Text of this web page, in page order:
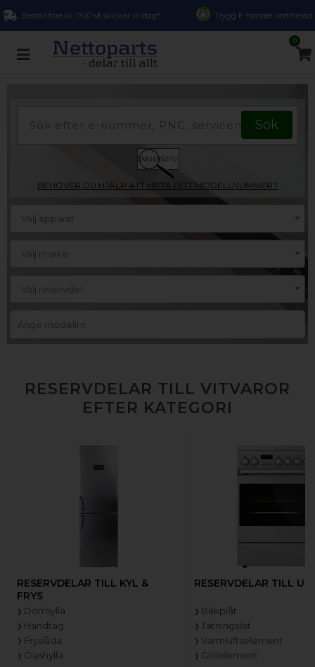
Beställ före kl. 17.00 så skickar vi idag* Trygg E-handel certifierad
0
BEHÖVER DU HJÄLP ATT HITTA DITT MODELLNUMMER?
Välj apparat
Välj märke
Välj reservdel
RESERVDELAR TILL VITVAROR
EFTER KATEGORI
RESERVDELAR TILL KYL &
FRYS
Dörrhylla
Handtag
Fryslåda
Glashylla
RESERVDELAR TILL
Bakplåt
Tätningslist
Varmluftselement
Grillelement